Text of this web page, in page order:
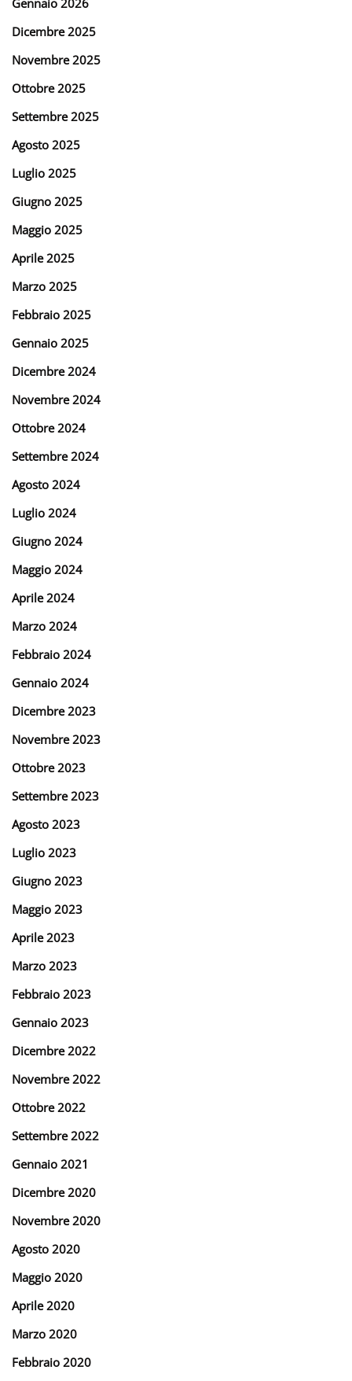
Dicembre 2025
Novembre 2025
Ottobre 2025
Settembre 2025
Agosto 2025
Luglio 2025
Giugno 2025
Maggio 2025
Aprile 2025
Marzo 2025
Febbraio 2025
Gennaio 2025
Dicembre 2024
Novembre 2024
Ottobre 2024
Settembre 2024
Agosto 2024
Luglio 2024
Giugno 2024
Maggio 2024
Aprile 2024
Marzo 2024
Febbraio 2024
Gennaio 2024
Dicembre 2023
Novembre 2023
Ottobre 2023
Settembre 2023
Agosto 2023
Luglio 2023
Giugno 2023
Maggio 2023
Aprile 2023
Marzo 2023
Febbraio 2023
Gennaio 2023
Dicembre 2022
Novembre 2022
Ottobre 2022
Settembre 2022
Gennaio 2021
Dicembre 2020
Novembre 2020
Agosto 2020
Maggio 2020
Aprile 2020
Marzo 2020
Febbraio 2020